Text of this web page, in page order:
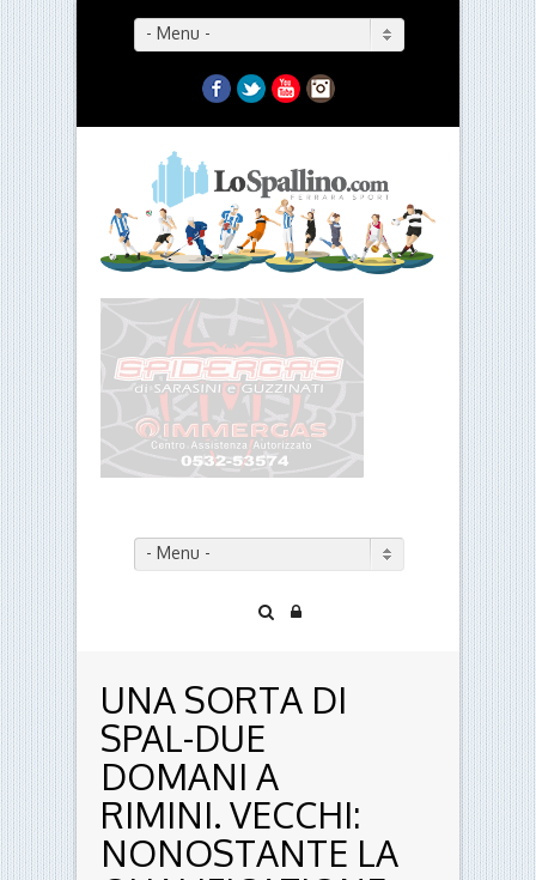
- Menu -
Facebook
TwitterYouTubeInstagram
- Menu -
UNA SORTA DI
SPAL-DUE
DOMANI A
RIMINI. VECCHI:
NONOSTANTE LA